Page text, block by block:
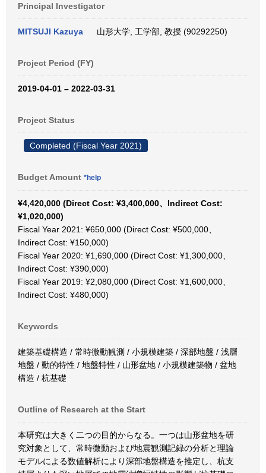
Principal Investigator
MITSUJI Kazuya 山形大学, 工学部, 教授 (90292250)
Project Period (FY)
2019-04-01 – 2022-03-31
Project Status
Completed (Fiscal Year 2021)
Budget Amount *help
¥4,420,000 (Direct Cost: ¥3,400,000、Indirect Cost:
¥1,020,000)
Fiscal Year 2021: ¥650,000 (Direct Cost: ¥500,000、
Indirect Cost: ¥150,000)
Fiscal Year 2020: ¥1,690,000 (Direct Cost: ¥1,300,000、
Indirect Cost: ¥390,000)
Fiscal Year 2019: ¥2,080,000 (Direct Cost: ¥1,600,000、
Indirect Cost: ¥480,000)
Keywords
建築基礎構造 / 常時微動観測 / 小規模建築 / 深部地盤 / 浅層
地盤 / 動的特性 / 地盤特性 / 山形盆地 / 小規模建築物 / 盆地
構造 / 杭基礎
Outline of Research at the Start
本研究は大きく二つの目的からなる。一つは山形盆地を研
究対象として、常時微動および地震観測記録の分析と理論
モデルによる数値解析により深部地盤構造を推定し、杭支